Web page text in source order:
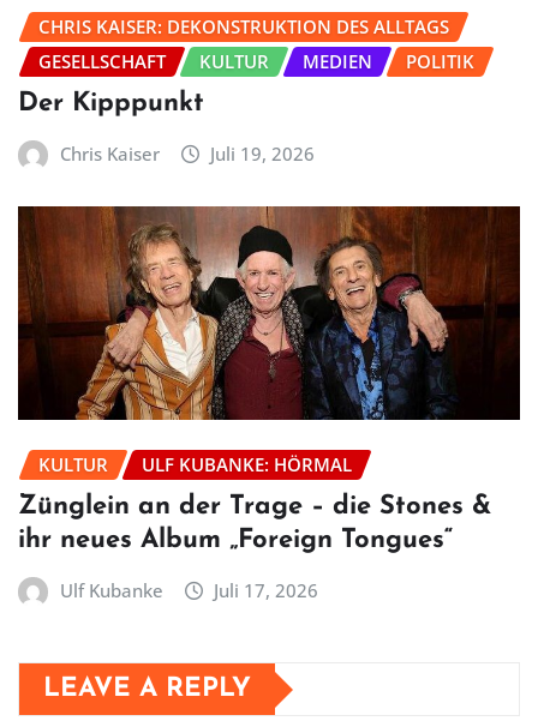
CHRIS KAISER: DEKONSTRUKTION DES ALLTAGS
GESELLSCHAFT
KULTUR MEDIEN POLITIK
Der Kipppunkt
Chris Kaiser Juli 19, 2026
KULTUR ULF KUBANKE: HÖRMAL
Zünglein an der Trage – die Stones &
ihr neues Album „Foreign Tongues“
Ulf Kubanke Juli 17, 2026
LEAVE A REPLY